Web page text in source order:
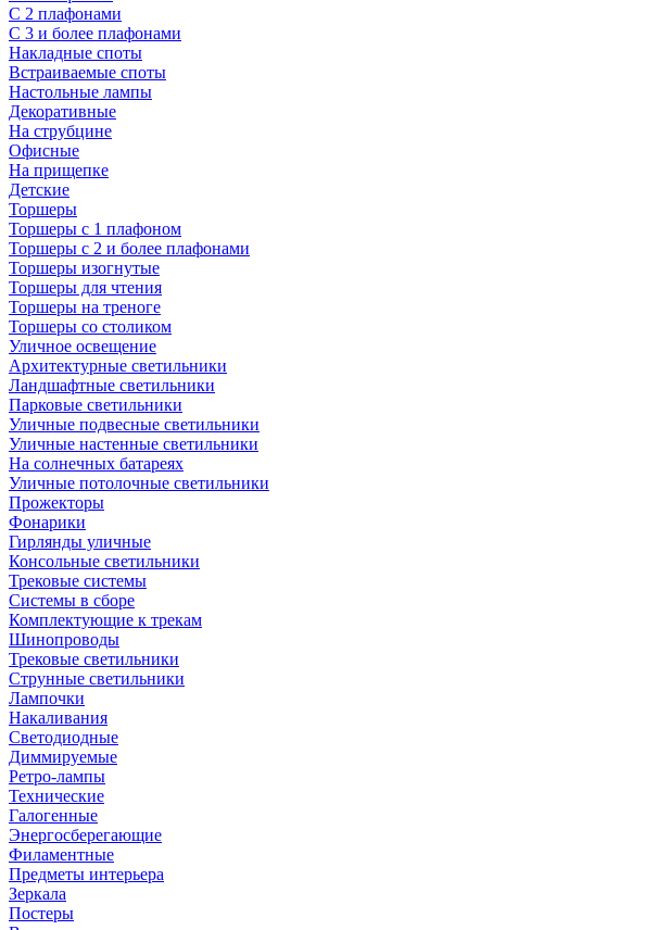
С 2 плафонами
С 3 и более плафонами
Накладные споты
Встраиваемые споты
Настольные лампы
Декоративные
На струбцине
Офисные
На прищепке
Детские
Торшеры
Торшеры с 1 плафоном
Торшеры с 2 и более плафонами
Торшеры изогнутые
Торшеры для чтения
Торшеры на треноге
Торшеры со столиком
Уличное освещение
Архитектурные светильники
Ландшафтные светильники
Парковые светильники
Уличные подвесные светильники
Уличные настенные светильники
На солнечных батареях
Уличные потолочные светильники
Прожекторы
Фонарики
Гирлянды уличные
Консольные светильники
Трековые системы
Системы в сборе
Комплектующие к трекам
Шинопроводы
Трековые светильники
Струнные светильники
Лампочки
Накаливания
Светодиодные
Диммируемые
Ретро-лампы
Технические
Галогенные
Энергосберегающие
Филаментные
Предметы интерьера
Зеркала
Постеры